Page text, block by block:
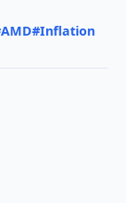
#Inflation